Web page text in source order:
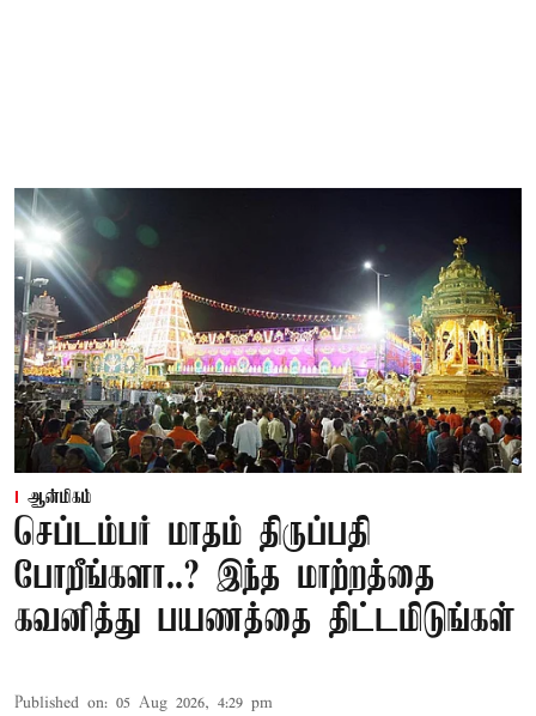
ஆன்மிகம்
செப்டம்பர் மாதம் திருப்பதி
போறீங்களா..? இந்த மாற்றத்தை
கவனித்து பயணத்தை திட்டமிடுங்கள்
Published on: 05 Aug 2026, 4:29 pm